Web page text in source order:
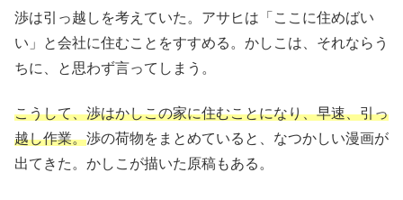
渉は引っ越しを考えていた。アサヒは「ここに住めばい
い」と会社に住むことをすすめる。かしこは、それならう
ちに、と思わず言ってしまう。
こうして、渉はかしこの家に住むことになり、早速、引っ
越し作業。渉の荷物をまとめていると、なつかしい漫画が
出てきた。かしこが描いた原稿もある。